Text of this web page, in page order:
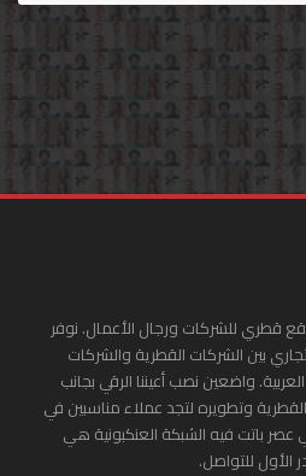
قطري للشركات ورجال الأعمال. نوفر
بين الشركات القطرية والشركات
واضعين نصب أعيننا الرقي بجانب
وتطويره لتجد عملاء مناسبين في
باتت فيه الشبكة العنكبونية هي
الأول للتواصل.